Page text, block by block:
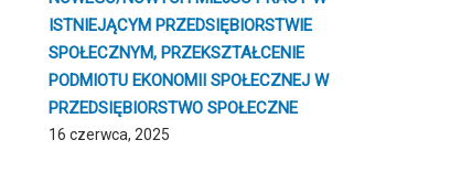
ISTNIEJĄCYM PRZEDSIĘBIORSTWIE
SPOŁECZNYM, PRZEKSZTAŁCENIE
PODMIOTU EKONOMII SPOŁECZNEJ W
PRZEDSIĘBIORSTWO SPOŁECZNE
16 czerwca, 2025